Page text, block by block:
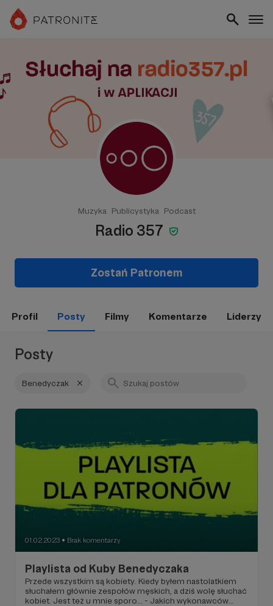
Muzyka Publicystyka Podcast
Radio 357
Zostań Patronem
Profil Posty Filmy Komentarze Liderzy
Posty
Benedyczak
01.02.2023 ● Brak komentarzy
Playlista od Kuby Benedyczaka
Przede wszystkim są kobiety. Kiedy byłem nastolatkiem
słuchałem głównie zespołów męskich, a dziś wolę słuchać
kobiet. Jest też u mnie sporo... - Jakich wykonawców